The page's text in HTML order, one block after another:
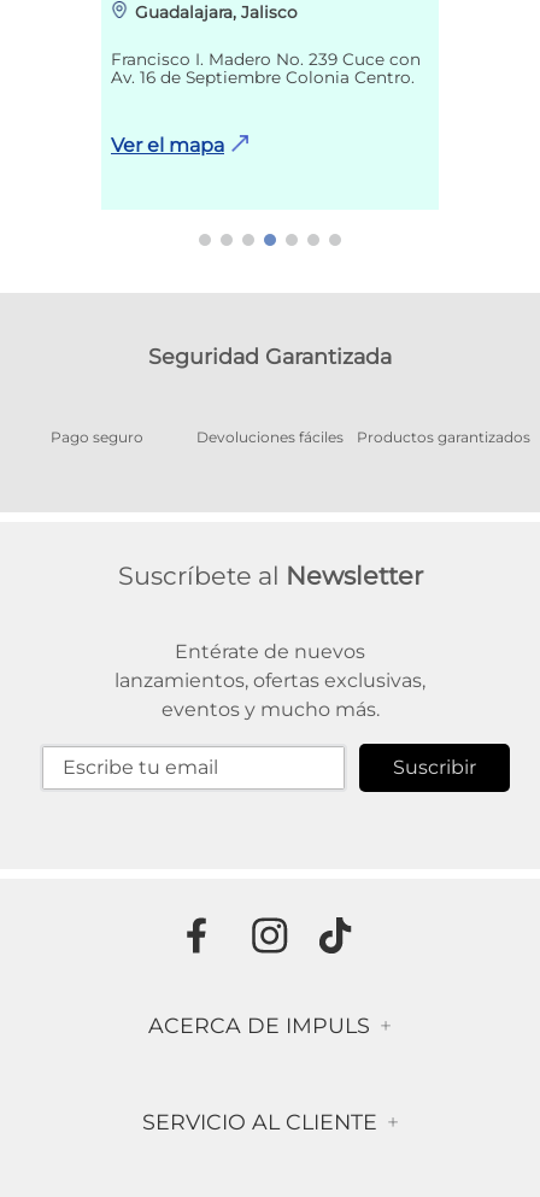
Guadalajara, Jalisco
Francisco I. Madero No. 239 Cuce con
Av. 16 de Septiembre Colonia Centro.
Ver el mapa
Seguridad Garantizada
Pago seguro Devoluciones fáciles Productos garantizados
Suscríbete al Newsletter
Entérate de nuevos
lanzamientos, ofertas exclusivas,
eventos y mucho más.
Suscribir
ACERCA DE IMPULS +
SERVICIO AL CLIENTE +